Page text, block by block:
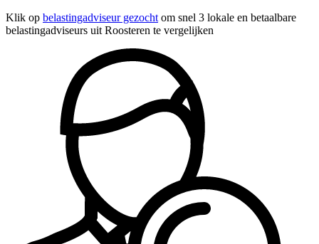
Klik op belastingadviseur gezocht om snel 3 lokale en betaalbare
belastingadviseurs uit Roosteren te vergelijken